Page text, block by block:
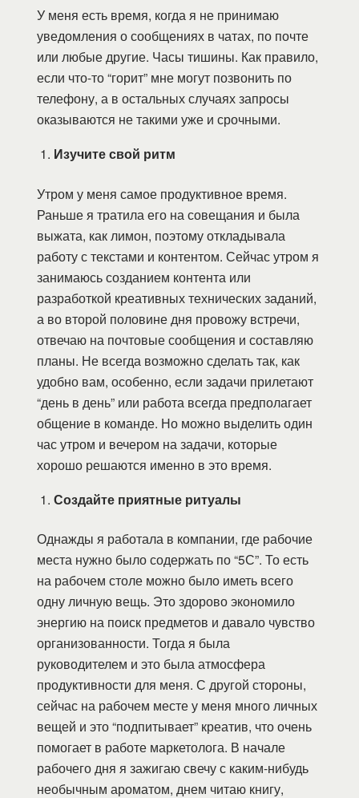
У меня есть время, когда я не принимаю
уведомления о сообщениях в чатах, по почте
или любые другие. Часы тишины. Как правило,
если что-то “горит” мне могут позвонить по
телефону, а в остальных случаях запросы
оказываются не такими уже и срочными.
Изучите свой ритм
Утром у меня самое продуктивное время.
Раньше я тратила его на совещания и была
выжата, как лимон, поэтому откладывала
работу с текстами и контентом. Сейчас утром я
занимаюсь созданием контента или
разработкой креативных технических заданий,
а во второй половине дня провожу встречи,
отвечаю на почтовые сообщения и составляю
планы. Не всегда возможно сделать так, как
удобно вам, особенно, если задачи прилетают
“день в день” или работа всегда предполагает
общение в команде. Но можно выделить один
час утром и вечером на задачи, которые
хорошо решаются именно в это время.
Создайте приятные ритуалы
Однажды я работала в компании, где рабочие
места нужно было содержать по “5С”. То есть
на рабочем столе можно было иметь всего
одну личную вещь. Это здорово экономило
энергию на поиск предметов и давало чувство
организованности. Тогда я была
руководителем и это была атмосфера
продуктивности для меня. С другой стороны,
сейчас на рабочем месте у меня много личных
вещей и это “подпитывает” креатив, что очень
помогает в работе маркетолога. В начале
рабочего дня я зажигаю свечу с каким-нибудь
необычным ароматом, днем читаю книгу,